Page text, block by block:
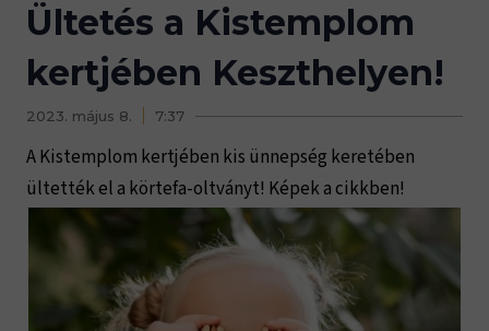
Ültetés a Kistemplom
kertjében Keszthelyen!
2023. május 8. 7:37
A Kistemplom kertjében kis ünnepség keretében
ültették el a körtefa-oltványt! Képek a cikkben!